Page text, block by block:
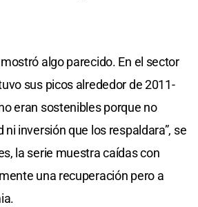
algo parecido. En el sector
sus picos alrededor de 2011-
eran sostenibles porque no
inversión que los respaldara”, se
la serie muestra caídas con
una recuperación pero a